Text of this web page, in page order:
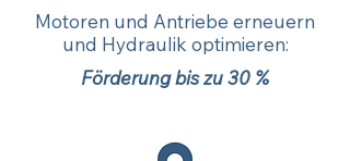
Motoren und Antriebe erneuern
und Hydraulik optimieren:
Förderung bis zu 30 %